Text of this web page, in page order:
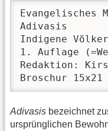
Evangelisches
Adivasis
Indigene
1. Auflage
Redaktion:
Broschur
Adivasis bezeichnet
ursprünglichen